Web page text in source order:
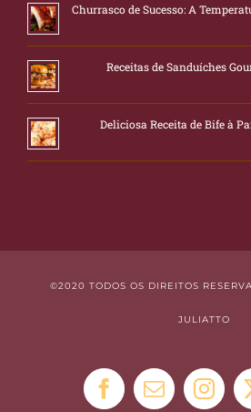
Churrasco de Sucesso: A
Receitas de Sanduíches
Deliciosa Receita de Bife à
©2020 TODOS OS DIREITOS
JULIATTO
Facebook
E-